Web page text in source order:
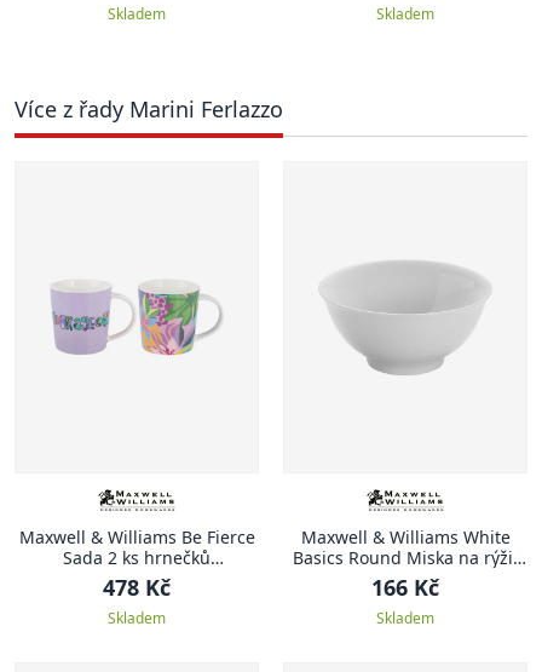
Skladem Skladem
Více z řady Marini Ferlazzo
Maxwell & Williams Be Fierce
Sada 2 ks hrnečků
Courageous, Be Fierce, 380
ml
478 Kč
Skladem
Maxwell & Williams White
Basics Round Miska na rýži,
White Basics Round, 13 cm
166 Kč
Skladem